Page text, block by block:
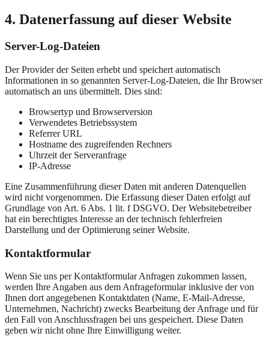
4. Datenerfassung auf dieser Website
Server-Log-Dateien
Der Provider der Seiten erhebt und speichert automatisch
Informationen in so genannten Server-Log-Dateien, die Ihr Browser
automatisch an uns übermittelt. Dies sind:
Browsertyp und Browserversion
Verwendetes Betriebssystem
Referrer URL
Hostname des zugreifenden Rechners
Uhrzeit der Serveranfrage
IP-Adresse
Eine Zusammenführung dieser Daten mit anderen Datenquellen
wird nicht vorgenommen. Die Erfassung dieser Daten erfolgt auf
Grundlage von Art. 6 Abs. 1 lit. f DSGVO. Der Websitebetreiber
hat ein berechtigtes Interesse an der technisch fehlerfreien
Darstellung und der Optimierung seiner Website.
Kontaktformular
Wenn Sie uns per Kontaktformular Anfragen zukommen lassen,
werden Ihre Angaben aus dem Anfrageformular inklusive der von
Ihnen dort angegebenen Kontaktdaten (Name, E-Mail-Adresse,
Unternehmen, Nachricht) zwecks Bearbeitung der Anfrage und für
den Fall von Anschlussfragen bei uns gespeichert. Diese Daten
geben wir nicht ohne Ihre Einwilligung weiter.